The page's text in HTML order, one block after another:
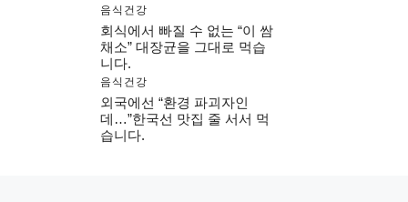
음식건강
회식에서 빠질 수 없는 “이 쌈
채소” 대장균을 그대로 먹습
니다.
음식건강
외국에선 “환경 파괴자인
데…”한국선 맛집 줄 서서 먹
습니다.